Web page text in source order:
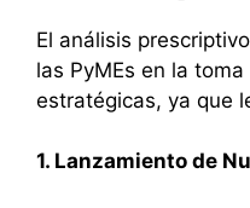
El análisis
las PyMEs en la
estratégicas, ya que
1. Lanzamiento de